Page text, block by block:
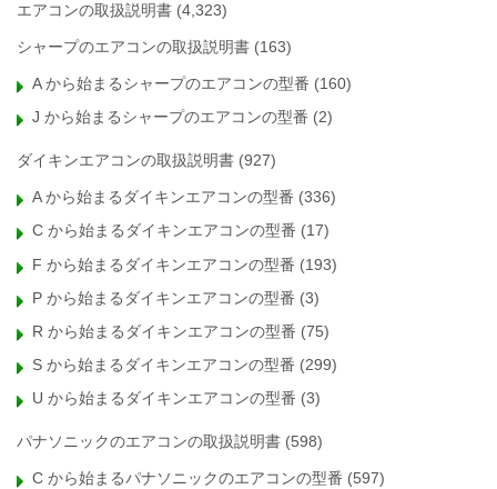
エアコンの取扱説明書 (4,323)
シャープのエアコンの取扱説明書 (163)
A から始まるシャープのエアコンの型番 (160)
J から始まるシャープのエアコンの型番 (2)
ダイキンエアコンの取扱説明書 (927)
A から始まるダイキンエアコンの型番 (336)
C から始まるダイキンエアコンの型番 (17)
F から始まるダイキンエアコンの型番 (193)
P から始まるダイキンエアコンの型番 (3)
R から始まるダイキンエアコンの型番 (75)
S から始まるダイキンエアコンの型番 (299)
U から始まるダイキンエアコンの型番 (3)
パナソニックのエアコンの取扱説明書 (598)
C から始まるパナソニックのエアコンの型番 (597)